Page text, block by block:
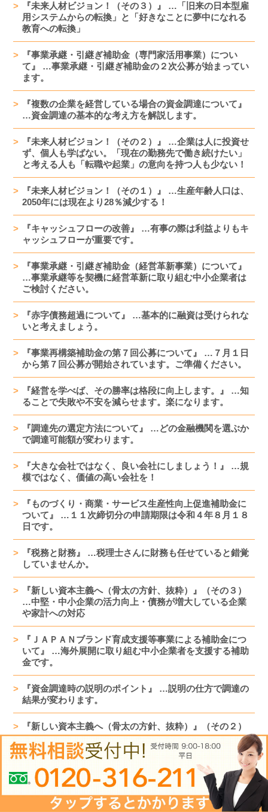
『未来人材ビジョン！（その３）』 …「旧来の日本型雇
用システムからの転換」と「好きなことに夢中になれる
教育への転換」
『事業承継・引継ぎ補助金（専門家活用事業）につい
て』 …事業承継・引継ぎ補助金の２次公募が始まってい
ます。
『複数の企業を経営している場合の資金調達について』
…資金調達の基本的な考え方を解説します。
『未来人材ビジョン！（その２）』 …企業は人に投資せ
ず、個人も学ばない。「現在の勤務先で働き続けたい」
と考える人も「転職や起業」の意向を持つ人も少ない！
『未来人材ビジョン！（その１）』 …生産年齢人口は、
2050年には現在より28％減少する！
『キャッシュフローの改善』 …有事の際は利益よりもキ
ャッシュフローが重要です。
『事業承継・引継ぎ補助金（経営革新事業）について』
…事業承継等を契機に経営革新に取り組む中小企業者は
ご検討ください。
『赤字債務超過について』 …基本的に融資は受けられな
いと考えましょう。
『事業再構築補助金の第７回公募について』 …７月１日
から第７回公募が開始されています。ご準備ください。
『経営を学べば、その勝率は格段に向上します。』 …知
ることで失敗や不安を減らせます。楽になります。
『調達先の選定方法について』 …どの金融機関を選ぶか
で調達可能額が変わります。
『大きな会社ではなく、良い会社にしましょう！』 …規
模ではなく、価値の高い会社を！
『ものづくり・商業・サービス生産性向上促進補助金に
ついて』 …１１次締切分の申請期限は令和４年８月１８
日です。
『税務と財務』 …税理士さんに財務も任せていると錯覚
していませんか。
『新しい資本主義へ（骨太の方針、抜粋）』（その３）
…中堅・中小企業の活力向上・債務が増大している企業
や家計への対応
『ＪＡＰＡＮブランド育成支援等事業による補助金につ
いて』 …海外展開に取り組む中小企業者を支援する補助
金です。
『資金調達時の説明のポイント』 …説明の仕方で調達の
結果が変わります。
『新しい資本主義へ（骨太の方針、抜粋）』（その２）
…重点投資分野（賃上げ・最低賃金）
『小学校休業等対応助成金の延長について』 …休暇取得
の期間が令和４年９月末まで延長されます。
『中小企業庁支援策パンフレットについて』 …各種施策